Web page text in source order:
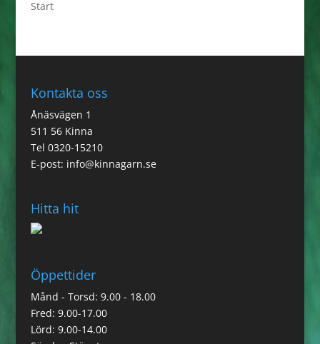
Start
Kontakta oss
Ånäsvägen 1
511 56 Kinna
Tel 0320-15210
E-post: info@kinnagarn.se
Hitta hit
Öppettider
Månd - Torsd: 9.00 - 18.00
Fred: 9.00-17.00
Lörd: 9.00-14.00